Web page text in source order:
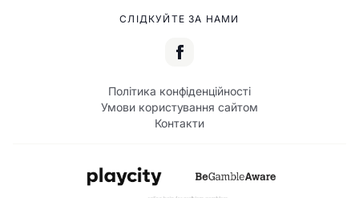
СЛІДКУЙТЕ ЗА НАМИ
Політика конфіденційності
Умови користування сайтом
Контакти